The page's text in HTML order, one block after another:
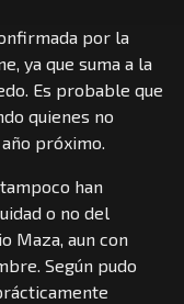
por la
ya que suma a la
Es probable que
quienes no
próximo.
han
o no del
Maza, aun con
Según pudo